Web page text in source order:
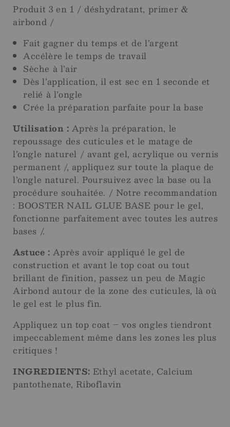
Produit 3 en 1 / déshydratant, primer &
airbond /
Fait gagner du temps et de l’argent
Accélère le temps de travail
Sèche à l’air
Dès l’application, il est sec en 1 seconde et
relié à l’ongle
Crée la préparation parfaite pour la base
Utilisation : Après la préparation, le
repoussage des cuticules et le matage de
l’ongle naturel / avant gel, acrylique ou vernis
permanent /, appliquez sur toute la plaque de
l’ongle naturel. Poursuivez avec la base ou la
procédure souhaitée. / Notre recommandation
: BOOSTER NAIL GLUE BASE pour le gel,
fonctionne parfaitement avec toutes les autres
bases /.
Astuce : Après avoir appliqué le gel de
construction et avant le top coat ou tout
brillant de finition, passez un peu de Magic
Airbond autour de la zone des cuticules, là où
le gel est le plus fin.
Appliquez un top coat – vos ongles tiendront
impeccablement même dans les zones les plus
critiques !
INGREDIENTS: Ethyl acetate, Calcium
pantothenate, Riboflavin